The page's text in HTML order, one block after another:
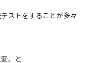
ストをすることが多々
、と